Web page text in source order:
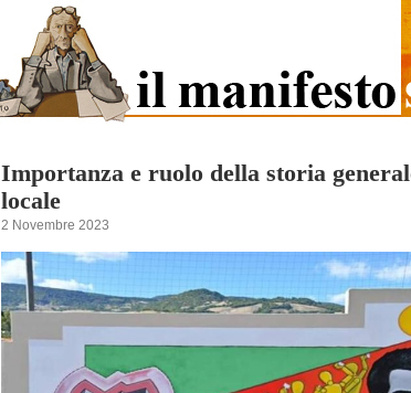
Importanza e ruolo della storia
locale
2 Novembre 2023